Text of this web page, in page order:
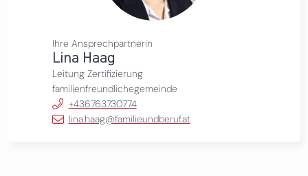
Ihre Ansprechpartnerin
Lina Haag
Leitung Zertifizierung
familienfreundlichegemeinde
+436763730774
lina.haag@familieundberuf.at